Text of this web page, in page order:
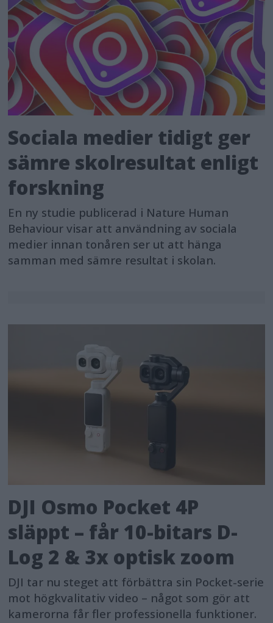
Sociala medier tidigt ger
sämre skolresultat enligt
forskning
En ny studie publicerad i Nature Human
Behaviour visar att användning av sociala
medier innan tonåren ser ut att hänga
samman med sämre resultat i skolan.
DJI Osmo Pocket 4P
släppt – får 10-bitars D-
Log 2 & 3x optisk zoom
DJI tar nu steget att förbättra sin Pocket-serie
mot högkvalitativ video – något som gör att
kamerorna får fler professionella funktioner.